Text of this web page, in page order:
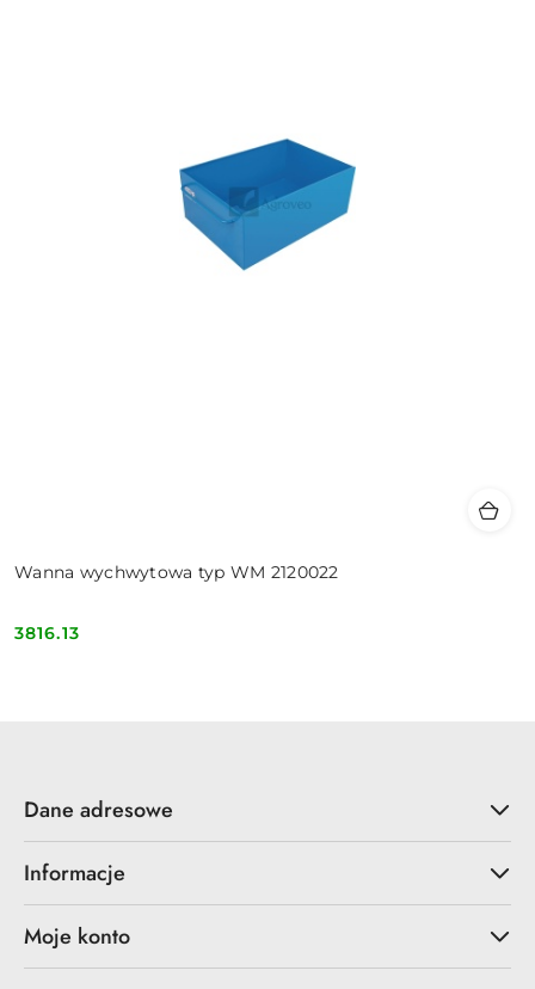
Wanna wychwytowa typ WM 2120022
Cena:
3816.13
Dane adresowe
Informacje
Moje konto